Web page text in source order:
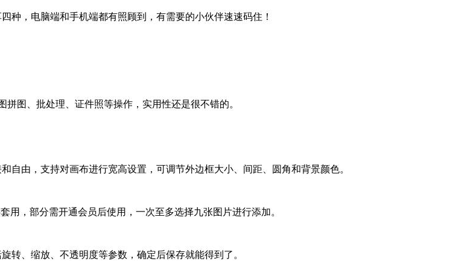
种，电脑端和手机端都有照顾到，有需要的小伙伴速速码住！
图、批处理、证件照等操作，实用性还是很不错的。
由，支持对画布进行宽高设置，可调节外边框大小、间距、圆角和背景颜色。
用，部分需开通会员后使用，一次至多选择九张图片进行添加。
转、缩放、不透明度等参数，确定后保存就能得到了。